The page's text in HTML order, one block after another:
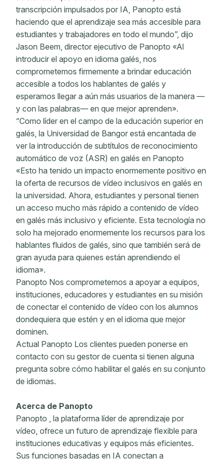
transcripción impulsados ​​por IA, Panopto está
haciendo que el aprendizaje sea más accesible para
estudiantes y trabajadores en todo el mundo”, dijo
Jason Beem, director ejecutivo de Panopto «Al
introducir el apoyo en idioma galés, nos
comprometemos firmemente a brindar educación
accesible a todos los hablantes de galés y
esperamos llegar a aún más usuarios de la manera —
y con las palabras— en que mejor aprenden».
“Como líder en el campo de la educación superior en
galés, la Universidad de Bangor está encantada de
ver la introducción de subtítulos de reconocimiento
automático de voz (ASR) en galés en Panopto
«Esto ha tenido un impacto enormemente positivo en
la oferta de recursos de vídeo inclusivos en galés en
la universidad. Ahora, estudiantes y personal tienen
un acceso mucho más rápido a contenido de vídeo
en galés más inclusivo y eficiente. Esta tecnología no
solo ha mejorado enormemente los recursos para los
hablantes fluidos de galés, sino que también será de
gran ayuda para quienes están aprendiendo el
idioma».
Panopto Nos comprometemos a apoyar a equipos,
instituciones, educadores y estudiantes en su misión
de conectar el contenido de vídeo con los alumnos
dondequiera que estén y en el idioma que mejor
dominen.
Actual Panopto Los clientes pueden ponerse en
contacto con su gestor de cuenta si tienen alguna
pregunta sobre cómo habilitar el galés en su conjunto
de idiomas.
Acerca de Panopto
Panopto , la plataforma líder de aprendizaje por
vídeo, ofrece un futuro de aprendizaje flexible para
instituciones educativas y equipos más eficientes.
Sus funciones basadas en IA conectan a